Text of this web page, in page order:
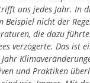
uns jedes Jahr. In
Beispiel nicht der
die dazu
verzögerte. Das ist
und Praktiken